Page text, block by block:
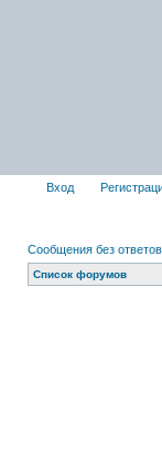
Вход
Сообщения без ответов
Список форумов